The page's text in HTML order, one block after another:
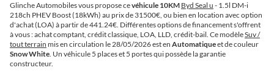
Glinche Automobiles vous propose cevéhicule 10KM Byd Seal u - 1.5l DM-i
218ch PHEV Boost (18kWh) au prix de 31500€, ou bien en location avec option
d'achat (LOA) à partir de 441.24€. Différentes options de financement s'offrent
à vous : achat comptant, crédit classique, LOA, LLD, crédit-bail. Ce modèleSuv /
tout terrain mis en circulation le 28/05/2026 est en Automatiqueet de couleur
Snow White. Un véhicule 5 places et 5 portes qui possède la garantie
constructeur.